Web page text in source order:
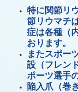
特に関節リ
節リウマチ
症は各種（
おります。
またスポー
設（フレン
ポーツ選手
陥入爪（巻